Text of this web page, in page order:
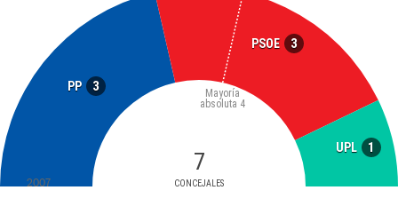
PP 3
PSOE 3
UPL 1
7
CONCEJALES
Mayoría
absoluta 4
2007